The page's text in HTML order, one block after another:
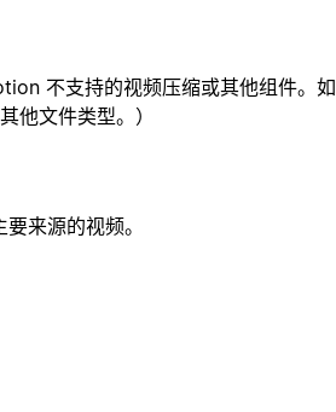
不支持的视频压缩或其他组件。如
他文件类型。）
来源的视频。